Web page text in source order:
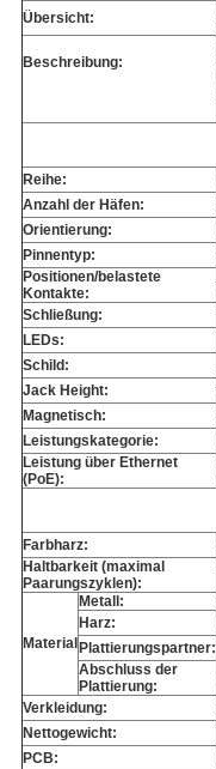
Übersicht:
Beschreibung:
Reihe:
Anzahl der Häfen:
Orientierung:
Pinnentyp:
Positionen/belastete
Kontakte:
Schließung:
LEDs:
Schild:
Jack Height:
Magnetisch:
Leistungskategorie:
Leistung über Ethernet
(PoE):
Farbharz:
Haltbarkeit (maximal
Paarungszyklen):
Material
Metall:
Harz:
Plattierungspartner:
Abschluss der
Plattierung:
Verkleidung:
Nettogewicht:
PCB: